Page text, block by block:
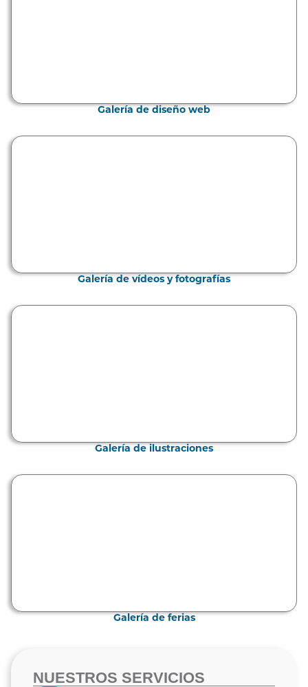
NUESTROS SERVICIOS
Galería de diseño web
Galería de vídeos y fotografías
Galería de ilustraciones
Galería de ferias